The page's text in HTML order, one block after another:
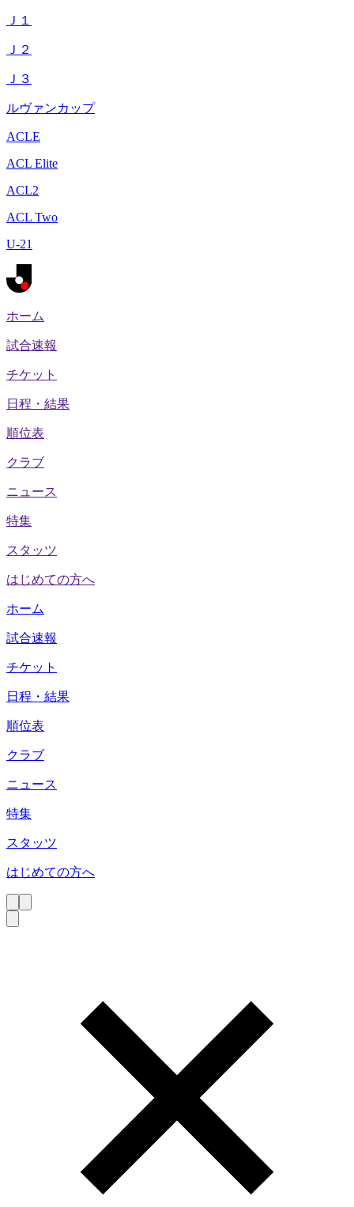
Ｊ１
Ｊ２
Ｊ３
ルヴァンカップ
ACLE
ACL Elite
ACL2
ACL Two
U-21
ホーム
試合速報
チケット
日程・結果
順位表
クラブ
ニュース
特集
スタッツ
はじめての方へ
ホーム
試合速報
チケット
日程・結果
順位表
クラブ
ニュース
特集
スタッツ
はじめての方へ